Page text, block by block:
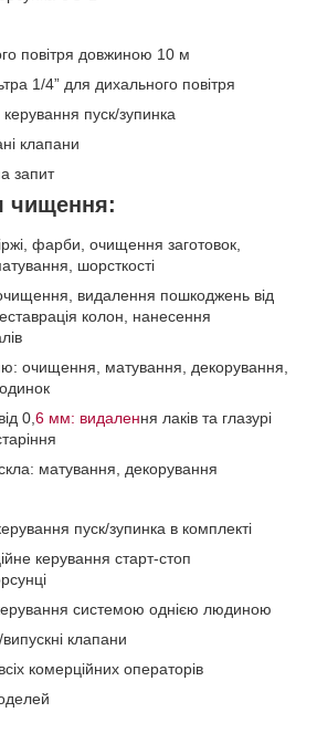
повітря довжиною 10 м
1/4” для дихального повітря
пуск/зупинка
клапани
запит
чищення:
фарби, очищення заготовок,
шорсткості
видалення пошкоджень від
колон, нанесення
очищення, матування, декорування,
0, 6 мм: видалення лаків та глазурі
матування, декорування
пуск/зупинка в комплекті
керування старт-стоп
системою однією людиною
клапани
комерційних операторів